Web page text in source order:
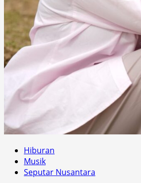
Hiburan
Musik
Seputar Nusantara